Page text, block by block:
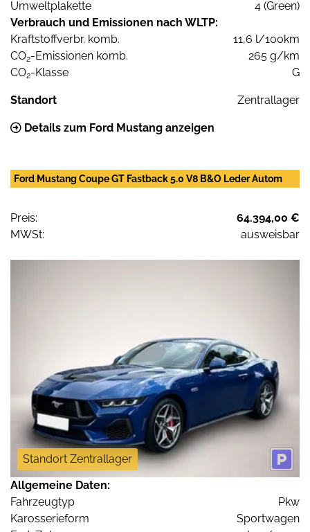
Umweltplakette
4 (Green)
Verbrauch und Emissionen nach WLTP:
Kraftstoffverbr. komb.
11,6 l/100km
CO2-Emissionen komb.
265 g/km
CO2-Klasse G
Standort Zentrallager
Details zum Ford Mustang anzeigen
Ford Mustang Coupe GT Fastback 5.0 V8 B&O Leder Autom
Preis:
64.394,00 €
MWSt:
ausweisbar
Standort Zentrallager
Allgemeine Daten:
Fahrzeugtyp
Pkw
Karosserieform
Sportwagen